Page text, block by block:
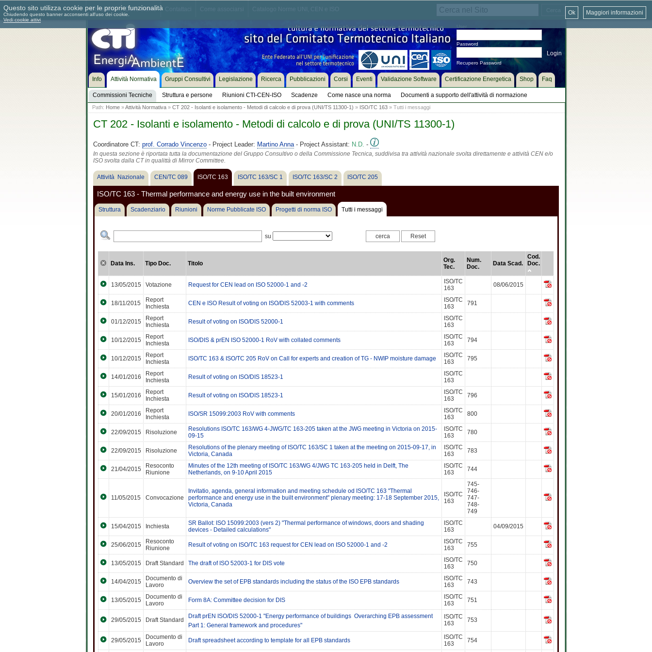
Chi siamo Dove siamo
Password
Recupero Password
Info Attività Normativa
Commissioni Tecniche Struttura e persone Riunioni CTI-CEN-ISO Scadenze Come nasce una norma Documenti a supporto dell'attività di normazione
Gruppi Consultivi Legislazione Ricerca Pubblicazioni Corsi Eventi Validazione Software Certificazione Energetica Shop Faq
Path: Home»Attività Normativa» CT 202 - Isolanti e isolamento - Metodi di calcolo e di prova (UNI/TS 11300-1) » ISO/TC 163» Tutti i messaggi
CT 202 - Isolanti e isolamento - Metodi di calcolo e di prova (UNI/TS 11300-1)
Coordinatore CT: prof. Corrado Vincenzo- Project Leader: Martino Anna- Project Assistant: N.D. -
In questa sezione è riportata tutta la documentazione del Gruppo Consultivo o della Commissione Tecnica, suddivisa tra attività nazionale svolta direttamente e attività CEN e/o
ISO svolta dalla CT in qualittà di Mirror Committee.
Attività Nazionale CEN/TC 089 ISO/TC 163 ISO/TC 163/SC 1 ISO/TC 163/SC 2 ISO/TC 205
ISO/TC 163 - Thermal performance and energy use in the built environment
Struttura Scadenziario Riunioni Norme Pubblicate ISO Progetti di norma ISO Tutti i messaggi
su
Data Ins. Tipo Doc. Titolo
Org.
Tec.
Num.
Doc.
Data Scad.
Cod.
Doc.
13/05/2015 Votazione Request for CEN lead on ISO 52000-1 and -2
ISO/TC
163
08/06/2015
18/11/2015
Report
Inchiesta
CEN e ISO Result of voting on ISO/DIS 52003-1 with comments
ISO/TC
163
791
01/12/2015
Report
Inchiesta
Result of voting on ISO/DIS 52000-1
ISO/TC
163
10/12/2015
Report
Inchiesta
ISO/DIS & prEN ISO 52000-1 RoV with collated comments
ISO/TC
163
794
10/12/2015
Report
Inchiesta
ISO/TC 163 & ISO/TC 205 RoV on Call for experts and creation of TG - NWIP moisture damage
ISO/TC
163
795
14/01/2016
Report
Inchiesta
Result of voting on ISO/DIS 18523-1
ISO/TC
163
15/01/2016
Report
Inchiesta
Result of voting on ISO/DIS 18523-1
ISO/TC
163
796
20/01/2016
Report
Inchiesta
ISO/SR 15099:2003 RoV with comments
ISO/TC
163
800
22/09/2015 Risoluzione
Resolutions ISO/TC 163/WG 4-JWG/TC 163-205 taken at the JWG meeting in Victoria on 2015-
09-15
ISO/TC
163
780
22/09/2015 Risoluzione
Resolutions of the plenary meeting of ISO/TC 163/SC 1 taken at the meeting on 2015-09-17, in
Victoria, Canada
ISO/TC
163
783
21/04/2015
Resoconto
Riunione
Minutes of the 12th meeting of ISO/TC 163/WG 4/JWG TC 163-205 held in Delft, The
Netherlands, on 9-10 April 2015
ISO/TC
163
744
11/05/2015 Convocazione
Invitatio, agenda, general information and meeting schedule od ISO/TC 163 "Thermal
performance and energy use in the built environment" plenary meeting: 17-18 September 2015,
Victoria, Canada
ISO/TC
163
745-
746-
747-
748-
749
15/04/2015 Inchiesta
SR Ballot: ISO 15099:2003 (vers 2) "Thermal performance of windows, doors and shading
devices - Detailed calculations"
ISO/TC
163
04/09/2015
25/06/2015
Resoconto
Riunione
Result of voting on ISO/TC 163 request for CEN lead on ISO 52000-1 and -2
ISO/TC
163
755
13/05/2015 Draft Standard The draft of ISO 52003-1 for DIS vote
ISO/TC
163
750
14/04/2015
Documento di
Lavoro
Overview the set of EPB standards including the status of the ISO EPB standards
ISO/TC
163
743
13/05/2015
Documento di
Lavoro
Form 8A: Committee decision for DIS
ISO/TC
163
751
29/05/2015 Draft Standard
Draft prEN ISO/DIS 52000-1 "Energy performance of buildings  Overarching EPB assessment 
Part 1: General framework and procedures"
ISO/TC
163
753
29/05/2015
Documento di
Lavoro
Draft spreadsheet according to template for all EPB standards
ISO/TC
163
754
Questo sito utilizza cookie per le proprie funzionalità
Chiudendo questo banner acconsenti all'uso dei cookie.
Vedi cookie attivi
Maggiori informazioni
Ok